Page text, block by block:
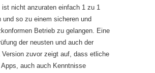
nicht anzuraten einfach 1 zu 1
und so zu einem sicheren und
Betrieb zu gelangen. Eine
der neusten und auch der
Version zuvor zeigt auf, dass etliche
Apps, auch auch Kenntnisse